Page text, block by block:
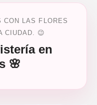
CON LAS FLORES
CIUDAD. 😉
en
🌸